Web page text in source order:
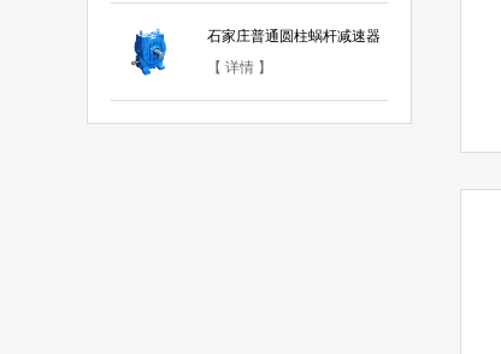
石家庄普通圆柱蜗杆减速器
【 详情 】